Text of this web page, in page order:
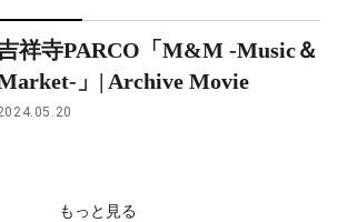
祥寺PARCO「M&M -Music＆
」| Archive Movie
もっと見る